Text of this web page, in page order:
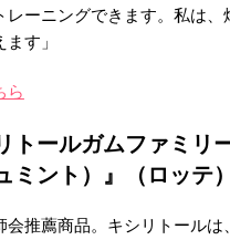
レーニングできます。私は、
す」
ら
トールガムファミリ
ミント）』（ロッテ）
会推薦商品。キシリトールは